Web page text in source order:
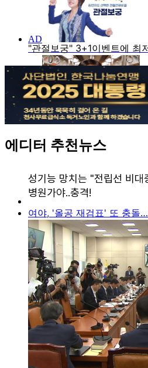
에디터 추천뉴스
여야, '올공 재검표' 또 충돌